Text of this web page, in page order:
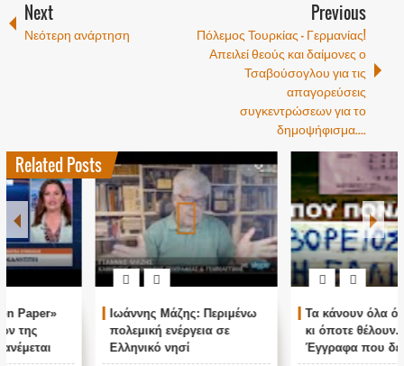
Next
Νεότερη ανάρτηση
Previous
Πόλεμος Τουρκίας - Γερμανίας!
Απειλεί θεούς και δαίμονες ο
Τσαβούσογλου για τις
απαγορεύσεις
συγκεντρώσεων για το
δημοψήφισμα....
Related Posts
Ιωάννης Μάζης: Περιμένω
πολεμική ενέργεια σε
Ελληνικό νησί
Τα κάνουν όλα όπως θέλουν
κι όποτε θέλουν.....
Έγγραφα που δείχνουν